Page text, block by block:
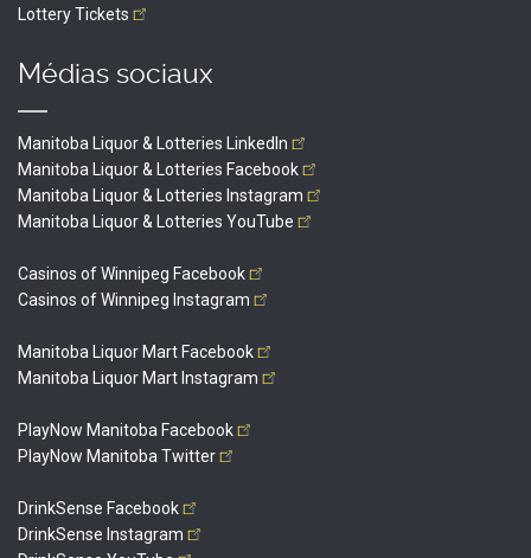
LotteryTickets
Médias sociaux
Manitoba Liquor & Lotteries
LinkedIn
Manitoba Liquor & Lotteries Facebook
Manitoba Liquor & Lotteries Instagram
Manitoba Liquor & Lotteries YouTube
Casinos of Winnipeg Facebook
Casinos of Winnipeg Instagram
Manitoba Liquor Mart Facebook
Manitoba Liquor Mart Instagram
PlayNow Manitoba Facebook
PlayNow Manitoba Twitter
DrinkSense Facebook
DrinkSense Instagram